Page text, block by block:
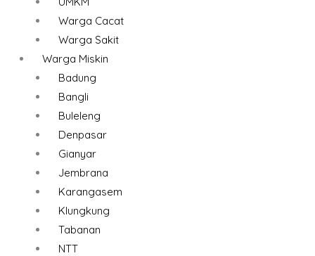
Warga Cacat
Warga Sakit
Warga Miskin
Badung
Bangli
Buleleng
Denpasar
Gianyar
Jembrana
Karangasem
Klungkung
Tabanan
NTT